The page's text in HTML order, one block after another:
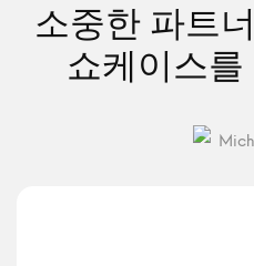
소중한 파트
쇼케이스를